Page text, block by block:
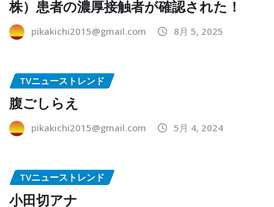
株）患者の濃厚接触者が確認された！
pikakichi2015@gmail.com 8月 5, 2025
TVニューストレンド
腹ごしらえ
pikakichi2015@gmail.com 5月 4, 2024
TVニューストレンド
小田切アナ